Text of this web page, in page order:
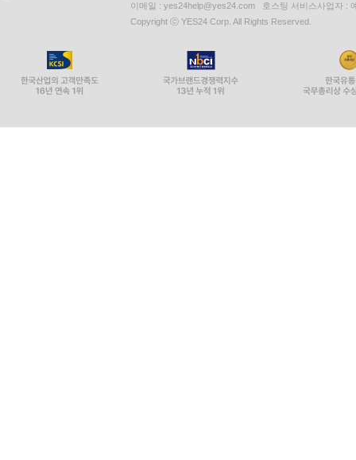
이메일 : yes24help@yes24.com 호스팅 서비스사업자 :
Copyright ⓒ YES24 Corp. All Rights Reserved.